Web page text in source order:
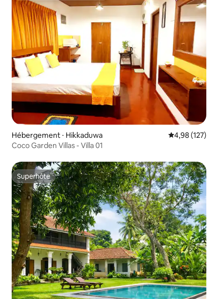
Hébergement ⋅ Hikkaduwa Évaluation
4,98 (127)
Coco Garden Villas - Villa 01
Superhôte
Superhôte